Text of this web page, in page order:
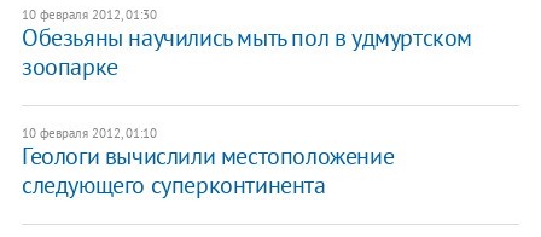
10 февраля 2012, 01:30
Обезьяны научились мыть пол в удмуртском
зоопарке
10 февраля 2012, 01:10
Геологи вычислили местоположение
следующего суперконтинента